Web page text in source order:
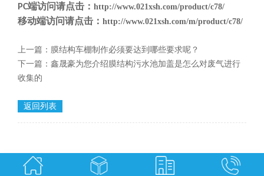
PC端访问请点击 ： http://www.021xsh.com/product/c78/
移动端访问请点击 ： http://www.021xsh.com/m/product/c78/
上一篇： 膜结构车棚制作必须要达到哪些要求呢？
下一篇： 鑫晟豪为您介绍膜结构污水池加盖是怎么对废气进行
收集的
返回列表